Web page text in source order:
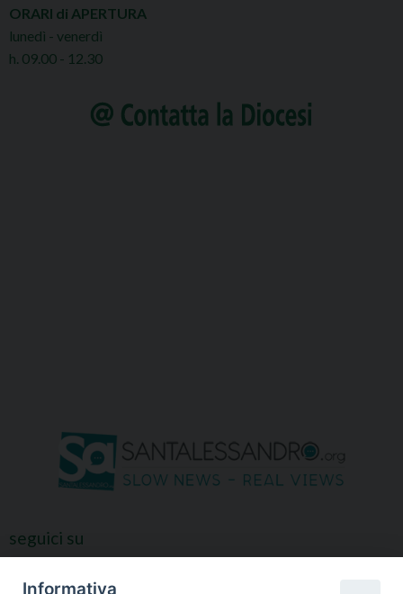
ORARI di APERTURA
lunedì - venerdì
h. 09.00 - 12.30
seguici su
Informativa